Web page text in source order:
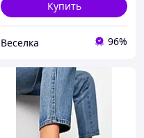
Купить
Веселка 96%